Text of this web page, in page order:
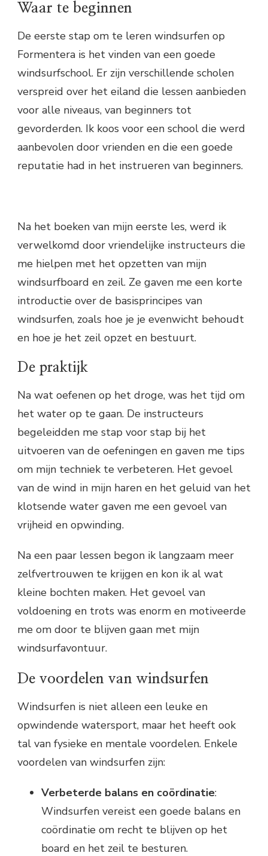
Waar te beginnen
De eerste stap om te leren windsurfen op
Formentera is het vinden van een goede
windsurfschool. Er zijn verschillende scholen
verspreid over het eiland die lessen aanbieden
voor alle niveaus, van beginners tot
gevorderden. Ik koos voor een school die werd
aanbevolen door vrienden en die een goede
reputatie had in het instrueren van beginners.
Na het boeken van mijn eerste les, werd ik
verwelkomd door vriendelijke instructeurs die
me hielpen met het opzetten van mijn
windsurfboard en zeil. Ze gaven me een korte
introductie over de basisprincipes van
windsurfen, zoals hoe je je evenwicht behoudt
en hoe je het zeil opzet en bestuurt.
De praktijk
Na wat oefenen op het droge, was het tijd om
het water op te gaan. De instructeurs
begeleidden me stap voor stap bij het
uitvoeren van de oefeningen en gaven me tips
om mijn techniek te verbeteren. Het gevoel
van de wind in mijn haren en het geluid van het
klotsende water gaven me een gevoel van
vrijheid en opwinding.
Na een paar lessen begon ik langzaam meer
zelfvertrouwen te krijgen en kon ik al wat
kleine bochten maken. Het gevoel van
voldoening en trots was enorm en motiveerde
me om door te blijven gaan met mijn
windsurfavontuur.
De voordelen van windsurfen
Windsurfen is niet alleen een leuke en
opwindende watersport, maar het heeft ook
tal van fysieke en mentale voordelen. Enkele
voordelen van windsurfen zijn:
Verbeterde balans en coördinatie:
Windsurfen vereist een goede balans en
coördinatie om recht te blijven op het
board en het zeil te besturen.